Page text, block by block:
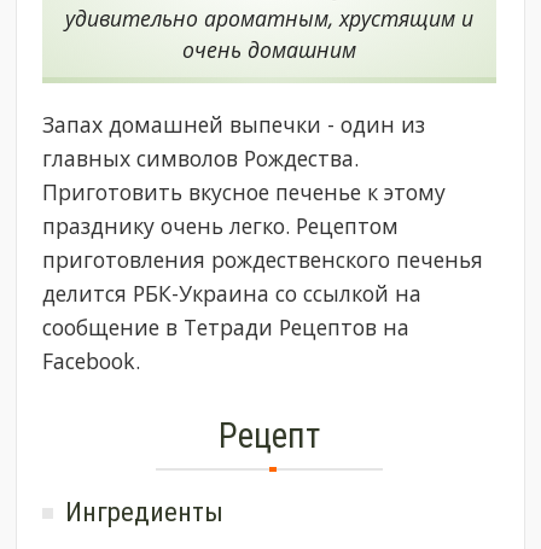
удивительно ароматным, хрустящим и
очень домашним
Запах домашней выпечки - один из
главных символов Рождества.
Приготовить вкусное печенье к этому
празднику очень легко. Рецептом
приготовления рождественского печенья
делится РБК-Украина со ссылкой на
сообщение в Тетради Рецептов на
Facebook.
Рецепт
Ингредиенты